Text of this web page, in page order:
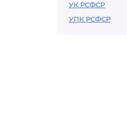
УК РСФСР
УПК РСФСР